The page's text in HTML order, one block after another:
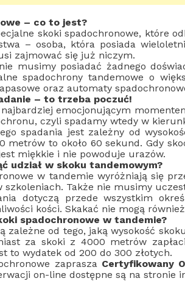
– co to jest?
skoki spadochronowe, które
– osoba, która posiada
zajmować się już niczym.
musimy posiadać żadnego
spadochrony tandemowe o
oraz automaty
– to trzeba poczuć!
emocjonującym
czyli spadamy wtedy w
spadania jest zależny od
metrów to około 60 sekund. Gdy
miękkie i nie powoduje urazów.
udział w skoku tandemowym?
w tandemie wyróżniają się
szkoleniach. Także nie musimy
dotyczą przede wszystkim
kości. Skakać nie mogą
spadochronowe w tandemie?
zależne od tego, jaką wysokość
za skoki z 4000 metrów
to wydatek od 200 do 300 złotych.
zaprasza Certyfikowany
on-line dostępne są na stronie